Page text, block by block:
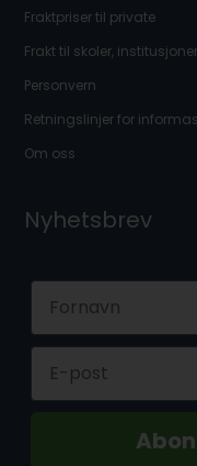
Fraktpriser til private
Frakt til skoler,
Personvern
Retningslinjer for
Om oss
Nyhetsbrev